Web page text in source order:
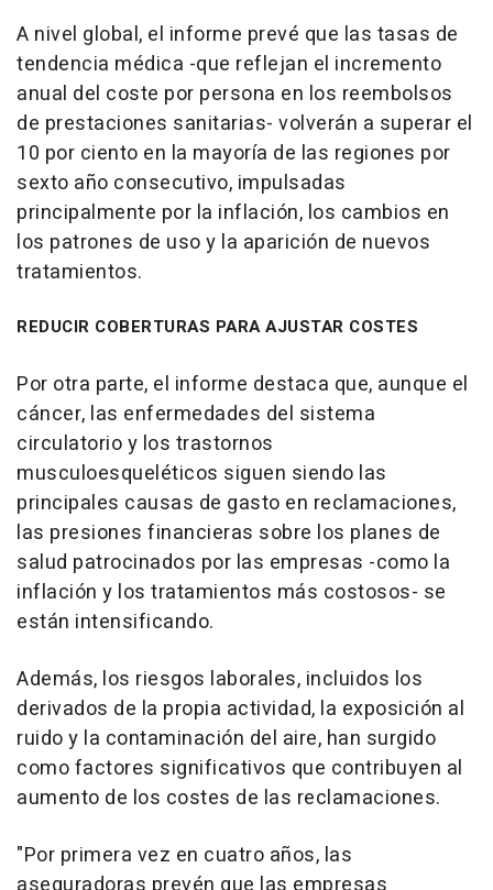
A nivel global, el informe prevé que las tasas de
tendencia médica -que reflejan el incremento
anual del coste por persona en los reembolsos
de prestaciones sanitarias- volverán a superar el
10 por ciento en la mayoría de las regiones por
sexto año consecutivo, impulsadas
principalmente por la inflación, los cambios en
los patrones de uso y la aparición de nuevos
tratamientos.
REDUCIR COBERTURAS PARA AJUSTAR COSTES
Por otra parte, el informe destaca que, aunque el
cáncer, las enfermedades del sistema
circulatorio y los trastornos
musculoesqueléticos siguen siendo las
principales causas de gasto en reclamaciones,
las presiones financieras sobre los planes de
salud patrocinados por las empresas -como la
inflación y los tratamientos más costosos- se
están intensificando.
Además, los riesgos laborales, incluidos los
derivados de la propia actividad, la exposición al
ruido y la contaminación del aire, han surgido
como factores significativos que contribuyen al
aumento de los costes de las reclamaciones.
"Por primera vez en cuatro años, las